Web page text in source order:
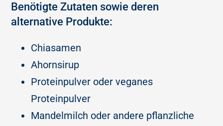
Benötigte Zutaten sowie deren
alternative Produkte:
Chiasamen
Ahornsirup
Proteinpulver oder veganes
Proteinpulver
Mandelmilch oder andere pflanzliche